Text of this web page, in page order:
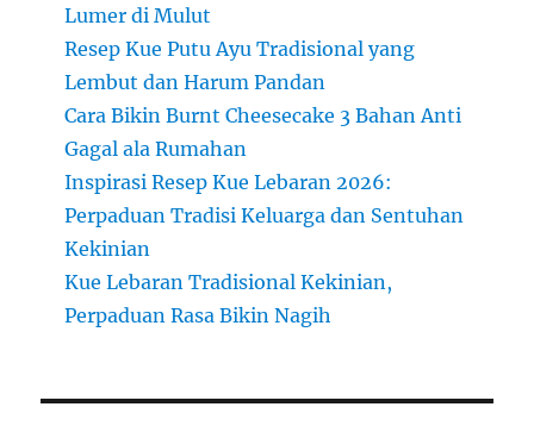
Lumer di Mulut
Resep Kue Putu Ayu Tradisional yang
Lembut dan Harum Pandan
Cara Bikin Burnt Cheesecake 3 Bahan Anti
Gagal ala Rumahan
Inspirasi Resep Kue Lebaran 2026:
Perpaduan Tradisi Keluarga dan Sentuhan
Kekinian
Kue Lebaran Tradisional Kekinian,
Perpaduan Rasa Bikin Nagih